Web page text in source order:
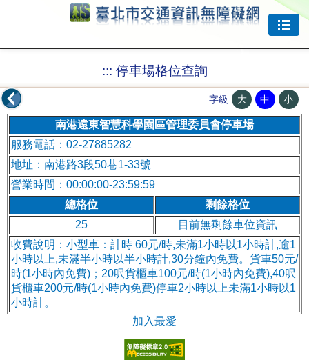
::: 停車場格位查詢
字級 大 中 小
南港遠東智慧科學園區管理委員會停車場
服務電話：02-27885282
地址：南港路3段50巷1-33號
營業時間：00:00:00-23:59:59
總格位
剩餘格位
25
目前無剩餘車位資訊
收費說明：小型車：計時 60元/時,未滿1小時以1小時計,逾1
小時以上,未滿半小時以半小時計,30分鐘內免費。貨車50元/
時(1小時內免費)；20呎貨櫃車100元/時(1小時內免費),40呎
貨櫃車200元/時(1小時內免費)停車2小時以上未滿1小時以1
小時計。
加入最愛